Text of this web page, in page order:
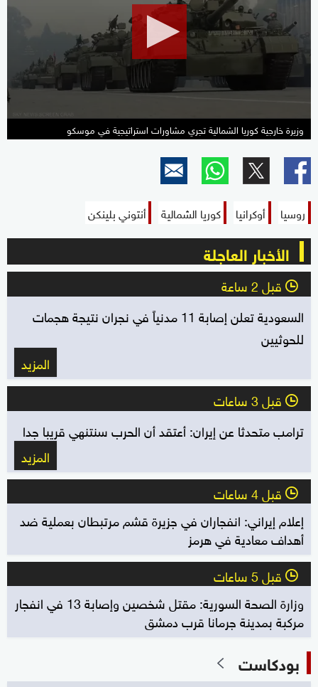
minutes,
seconds
وزيرة خارجية كوريا الشمالية تجري مشاورات استراتيجية في موسكو
روسيا أوكرانيا كوريا الشمالية أنتوني بلينكن
الأخبار العاجلة
l قبل 2 ساعة
السعودية تعلن إصابة 11 مدنياً في نجران نتيجة هجمات
للحوثيين
المزيد
l قبل 3 ساعات
ترامب متحدثا عن إيران: أعتقد أن الحرب سنتنهي قريبا جدا
المزيد
l قبل 4 ساعات
إعلام إيراني: انفجاران في جزيرة قشم مرتبطان بعملية ضد
أهداف معادية في هرمز
l قبل 5 ساعات
وزارة الصحة السورية: مقتل شخصين وإصابة 13 في انفجار
مركبة بمدينة جرمانا قرب دمشق
بودكاست